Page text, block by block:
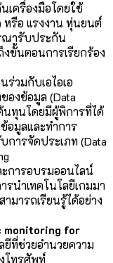
เครื่องมือโดยใช้
หรือ แรงงาน หุ่นยนต์
ณารับประกัน
ขั้นตอนการเรียกร้อง
ร่วมกับเอไอเอ
องข้อมูล (Data
นทุนโดยมีผู้พิการที่ได้
อมูลและทำการ
การจัดประเภท (Data
การอบรมออนไลน์
รนำเทคโนโลยีเกมมา
มารถเรียนรู้ได้อย่าง
monitoring for
ที่ช่วยอำนวยความ
โทรศัพท์